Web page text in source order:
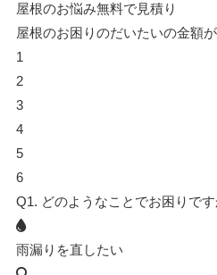
屋根のお悩み無料で見積り
屋根のお困りのだいたいの金額
1
2
3
4
5
6
Q1. どのようなことでお困りです
雨漏りを直したい